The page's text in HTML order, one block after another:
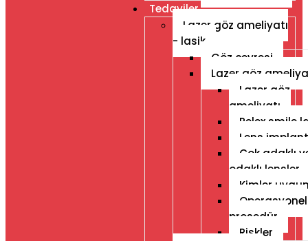
Tedaviler
Lazer göz ameliyatı
- lasik
Göz çevresi
Lazer göz
Lazer göz
ameliyatı
Relex smile
Lens
Çok adaklı
odaklı lensler
Kimler
Operasyonel
prosedür
Riskler